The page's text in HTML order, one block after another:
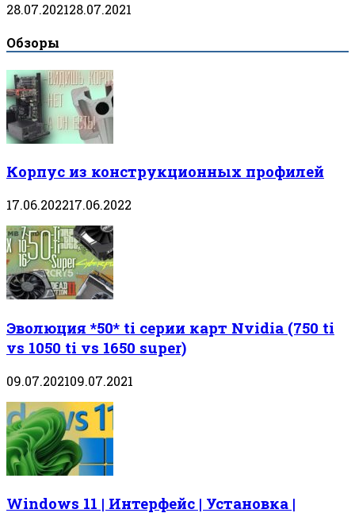
28.07.202128.07.2021
Обзоры
Корпус из конструкционных профилей
17.06.202217.06.2022
Эволюция *50* ti серии карт Nvidia (750 ti
vs 1050 ti vs 1650 super)
09.07.202109.07.2021
Windows 11 | Интерфейс | Установка |